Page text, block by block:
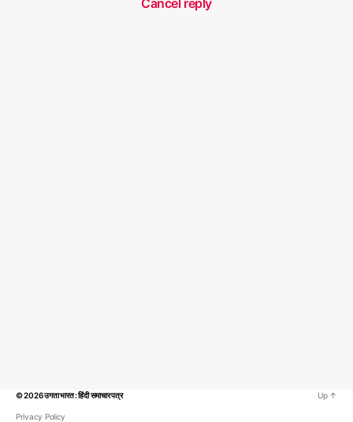
Cancel reply
© 2026उगता भारत : हिंदी समाचार पत्र
Privacy Policy
Up ↑